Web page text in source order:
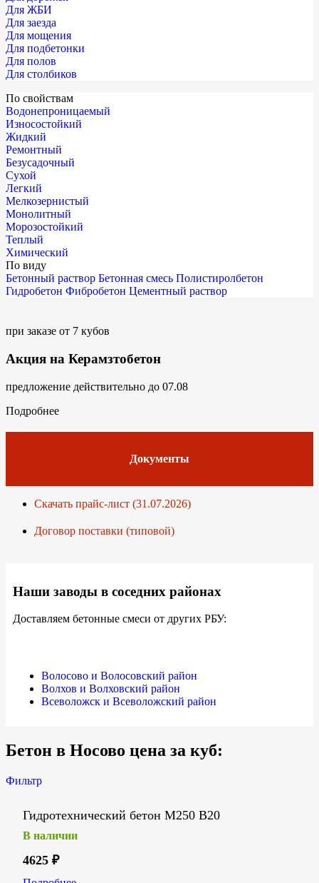
Для ЖБИ
Для заезда
Для мощения
Для подбетонки
Для полов
Для столбиков
По свойствам
Водонепроницаемый
Износостойкий
Жидкий
Ремонтный
Безусадочный
Сухой
Легкий
Мелкозернистый
Монолитный
Морозостойкий
Теплый
Химический
По виду
Бетонный раствор Бетонная смесь Полистиролбетон
Гидробетон Фибробетон Цементный раствор
при заказе от 7 кубов
Акция на Керамзтобетон
предложение действительно до 07.08
Подробнее
Документы
Скачать прайс-лист (31.07.2026)
Договор поставки (типовой)
Наши заводы в соседних районах
Доставляем бетонные смеси от других РБУ:
Волосово и Волосовский район
Волхов и Волховский район
Всеволожск и Всеволожский район
Бетон в Носово цена за куб:
Фильтр
Гидротехнический бетон М250 В20
В наличии
4625 ₽